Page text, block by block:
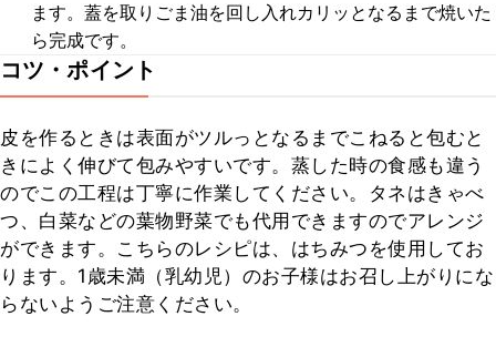
ます。蓋を取りごま油を回し入れカリッとなるまで焼いた
ら完成です。
コツ・ポイント
皮を作るときは表面がツルっとなるまでこねると包むと
きによく伸びて包みやすいです。蒸した時の食感も違う
のでこの工程は丁寧に作業してください。タネはきゃべ
つ、白菜などの葉物野菜でも代用できますのでアレンジ
ができます。こちらのレシピは、はちみつを使用してお
ります。1歳未満（乳幼児）のお子様はお召し上がりにな
らないようご注意ください。